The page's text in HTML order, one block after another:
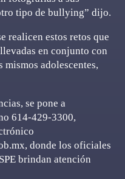
tipo de bullying” dijo.
realicen estos retos que
en conjunto con
adolescentes,
se pone a
614-429-3300,
donde los oficiales
brindan atención